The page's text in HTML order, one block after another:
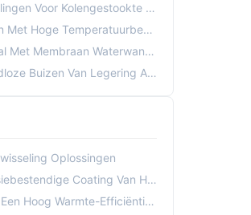
Voor Kolengestookte Ketels
Temperatuurbestendigheid
Waterwandstructuur
Buizen Van Legering ASTM
Oplossingen
Coating Van Hoogwaardig Staal
Efficiëntie Voor Economisers